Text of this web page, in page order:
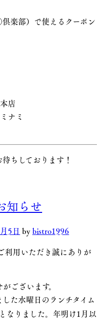
楽部）で使えるクーポン
店
ナミ
ちしております！
知らせ
5日 bybistro1996
利用いただき誠にありが
ございます。
た水曜日のランチタイム
なりました。年明け1月以